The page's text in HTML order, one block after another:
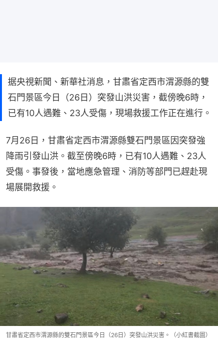
据央視新聞、新華社消息，甘肅省定西市渭源縣的雙
石門景區今日（26日）突發山洪災害，截傍晚6時，
已有10人遇難、23人受傷，現場救援工作正在進行。
7月26日，甘肅省定西市渭源縣雙石門景區因突發強
降雨引發山洪。截至傍晚6時，已有10人遇難、23人
受傷。事發後，當地應急管理、消防等部門已趕赴現
場展開救援。
甘肅省定西市渭源縣的雙石門景區今日（26日）突發山洪災害。（小紅書截圖）